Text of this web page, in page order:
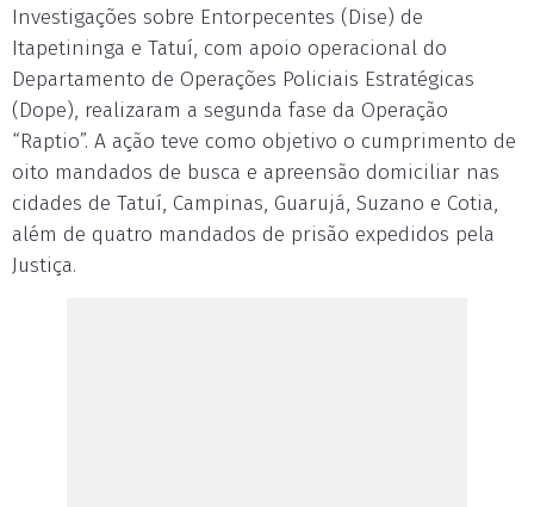
Investigações sobre Entorpecentes (Dise) de
Itapetininga e Tatuí, com apoio operacional do
Departamento de Operações Policiais Estratégicas
(Dope), realizaram a segunda fase da Operação
“Raptio”. A ação teve como objetivo o cumprimento de
oito mandados de busca e apreensão domiciliar nas
cidades de Tatuí, Campinas, Guarujá, Suzano e Cotia,
além de quatro mandados de prisão expedidos pela
Justiça.